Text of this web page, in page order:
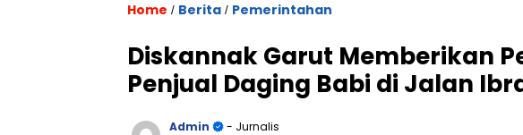
Home / Berita / Pemerintahan
Diskannak Garut Memberikan
Penjual Daging Babi di Jalan
Admin
- Jurnalis